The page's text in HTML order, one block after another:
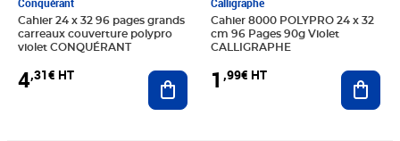
Cahier 24 x 32 96 pages grands
carreaux couverture polypro
violet CONQUÉRANT
4,31€ HT Ajouter au panier
Cahier 8000 POLYPRO 24 x 32
cm 96 Pages 90g Violet
CALLIGRAPHE
1 ,99€ HT